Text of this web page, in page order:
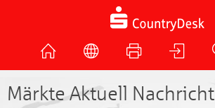
Märkte Aktuell Nachricht